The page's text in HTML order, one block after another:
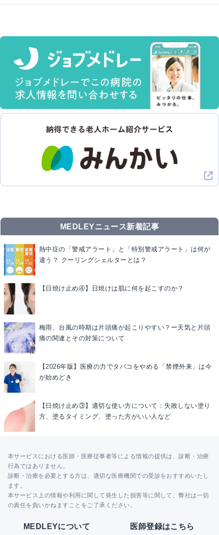
MEDLEYニュース新着記事
熱中症の「警戒アラート」と「特別警戒アラート」は何が
違う？ クーリングシェルターとは？
【日焼け止め④】日焼けは肌に何を起こすのか？
梅雨、台風の時期は片頭痛が起こりやすい？ー天気と片頭
痛の関連とその対策について
【2026年版】医療の力でタバコをやめる「禁煙外来」は今
が始めどき
【日焼け止め③】適切な使い方について：失敗しない塗り
方、塗るタイミング、塗った方がいい人など
本サービスにおける医師・医療従事者等による情報の提供は、診断・治療
行為ではありません。
診断・治療を必要とする方は、適切な医療機関での受診をおすすめいたし
ます。
本サービス上の情報や利用に関して発生した損害等に関して、弊社は一切
の責任を負いかねますことをご了承ください。
MEDLEYについて 医師登録はこちら